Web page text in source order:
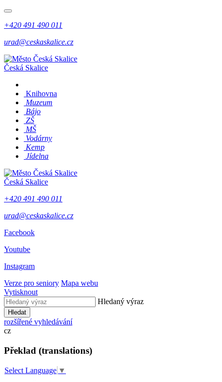
+420 491 490 011
urad@ceskaskalice.cz
Česká Skalice
Knihovna
Muzeum
Bájo
ZŠ
MŠ
Vodárny
Kemp
Jídelna
Česká Skalice
+420 491 490 011
urad@ceskaskalice.cz
Facebook
Youtube
Instagram
Verze pro seniory Mapa webu
Vytisknout
Hledaný výraz
Hledat
rozšířené vyhledávání
cz
Překlad (translations)
Select Language ▼